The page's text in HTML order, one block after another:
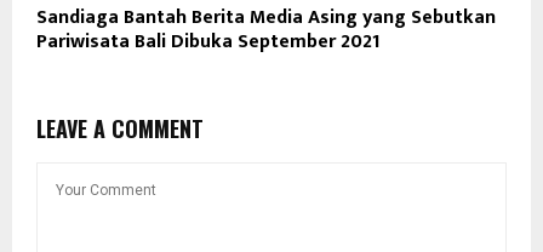
Sandiaga Bantah Berita Media Asing yang Sebutkan
Pariwisata Bali Dibuka September 2021
LEAVE A COMMENT